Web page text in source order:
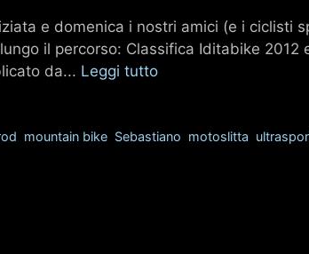
e domenica i nostri amici (e i ciclisti
il percorso: Classifica Iditabike
da... Leggi tutto
mountain bike Sebastiano motoslitta